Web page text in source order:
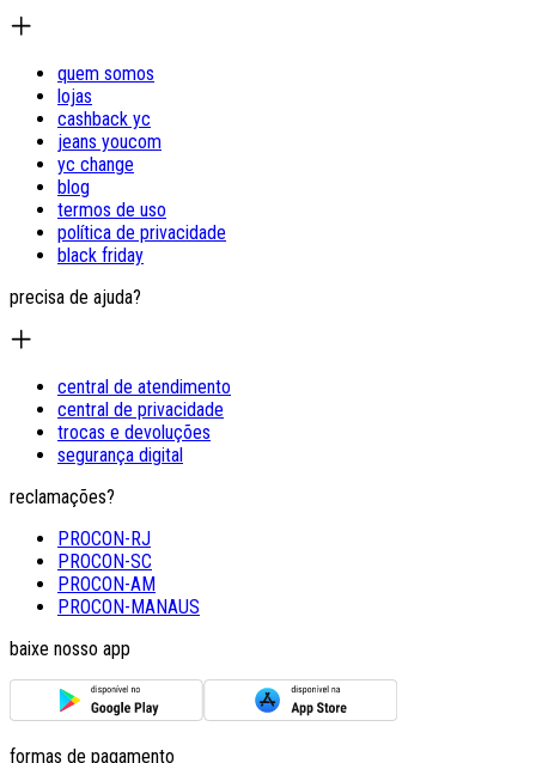
quem somos
lojas
cashback yc
jeans youcom
yc change
blog
termos de uso
política de privacidade
black friday
precisa de ajuda?
central de atendimento
central de privacidade
trocas e devoluções
segurança digital
reclamações?
PROCON-RJ
PROCON-SC
PROCON-AM
PROCON-MANAUS
baixe nosso app
formas de pagamento